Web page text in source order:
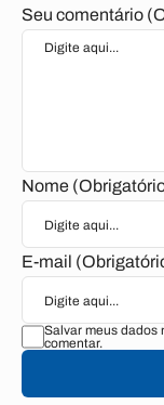
Seu comentário
Nome
E-mail
Salvar meus dados
comentar.